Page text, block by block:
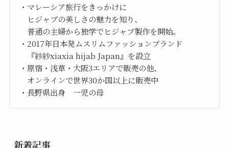
・マレーシア旅行をきっかけに
ヒジャブの美しさの魅力を知り、
普通の主婦から独学でヒジャブ製作を開始。
・2017年日本発ムスリムファッションブランド
『紗紗xiaxia hijab Japan』を設立
・原宿・浅草・大阪3エリアで販売の他、
オンラインで世界30か国以上に販売中
・長野県出身 一児の母
新着記事